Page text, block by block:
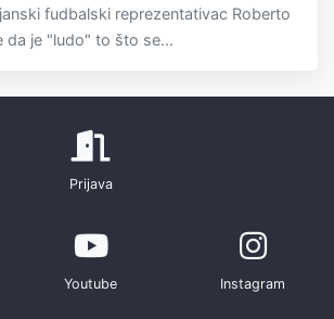
fudbalski reprezentativac Roberto
da je "ludo" to što se...
Prijava
Youtube Instagram